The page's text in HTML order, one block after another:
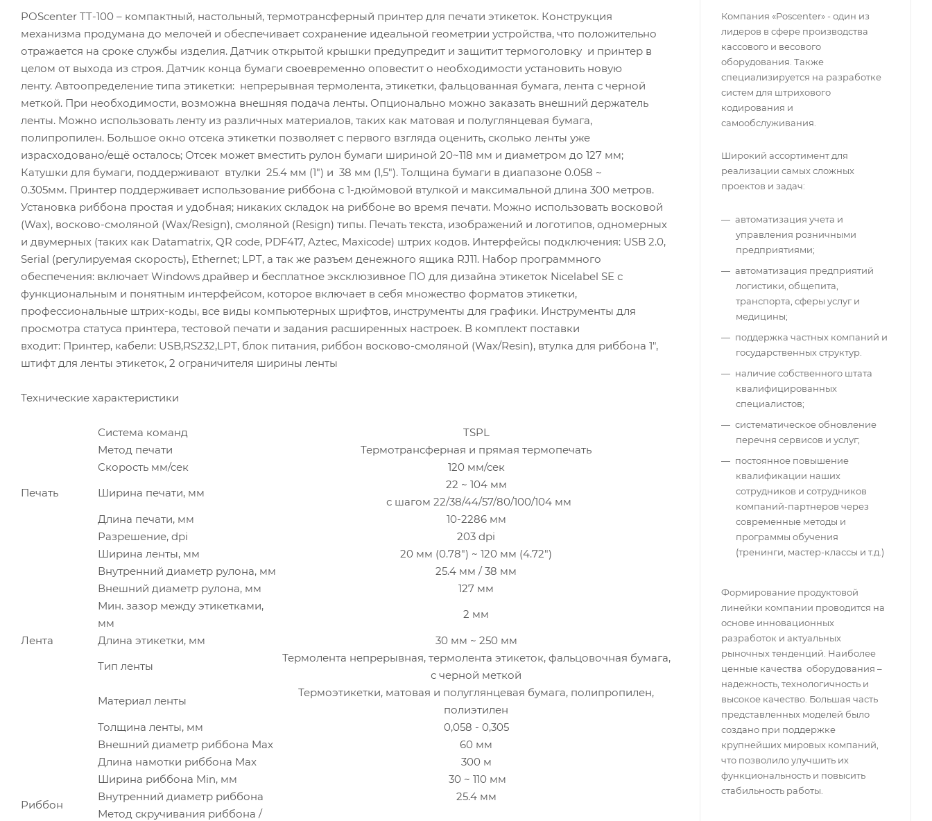
POScenter TT-100 – компактный, настольный, термотрансферный принтер для печати этикеток. Конструкция
механизма продумана до мелочей и обеспечивает сохранение идеальной геометрии устройства, что положительно
отражается на сроке службы изделия. Датчик открытой крышки предупредит и защитит термоголовку и принтер в
целом от выхода из строя. Датчик конца бумаги своевременно оповестит о необходимости установить новую
ленту. Автоопределение типа этикетки: непрерывная термолента, этикетки, фальцованная бумага, лента с черной
меткой. При необходимости, возможна внешняя подача ленты. Опционально можно заказать внешний держатель
ленты. Можно использовать ленту из различных материалов, таких как матовая и полуглянцевая бумага,
полипропилен. Большое окно отсека этикетки позволяет с первого взгляда оценить, сколько ленты уже
израсходовано/ещё осталось; Отсек может вместить рулон бумаги шириной 20~118 мм и диаметром до 127 мм;
Катушки для бумаги, поддерживают втулки 25.4 мм (1") и 38 мм (1,5"). Толщина бумаги в диапазоне 0.058 ~
0.305мм. Принтер поддерживает использование риббона с 1-дюймовой втулкой и максимальной длина 300 метров.
Установка риббона простая и удобная; никаких складок на риббоне во время печати. Можно использовать восковой
(Wax), восково-смоляной (Wax/Resign), смоляной (Resign) типы. Печать текста, изображений и логотипов, одномерных
и двумерных (таких как Datamatrix, QR code, PDF417, Aztec, Maxicode) штрих кодов. Интерфейсы подключения: USB 2.0,
Serial (регулируемая скорость), Ethernet; LPT, а так же разъем денежного ящика RJ11. Набор программного
обеспечения: включает Windows драйвер и бесплатное эксклюзивное ПО для дизайна этикеток Nicelabel SE с
функциональным и понятным интерфейсом, которое включает в себя множество форматов этикетки,
профессиональные штрих-коды, все виды компьютерных шрифтов, инструменты для графики. Инструменты для
просмотра статуса принтера, тестовой печати и задания расширенных настроек. В комплект поставки
входит: Принтер, кабели: USB,RS232,LPT, блок питания, риббон восково-смоляной (Wax/Resin), втулка для риббона 1",
штифт для ленты этикеток, 2 ограничителя ширины ленты
Технические характеристики
Система команд TSPL
Печать
Метод печати
Термотрансферная и прямая термопечать
Скорость мм/сек
120 мм/сек
Ширина печати, мм
22 ~ 104 мм
с шагом 22/38/44/57/80/100/104 мм
Длина печати, мм
10-2286 мм
Разрешение, dpi
203 dpi
Лента
Ширина ленты, мм
20 мм (0.78") ~ 120 мм (4.72")
Внутренний диаметр рулона, мм
25.4 мм / 38 мм
Внешний диаметр рулона, мм
127 мм
Мин. зазор между этикетками,
мм
2 мм
Длина этикетки, мм
30 мм ~ 250 мм
Тип ленты
Термолента непрерывная, термолента этикеток, фальцовочная бумага,
с черной меткой
Материал ленты
Термоэтикетки, матовая и полуглянцевая бумага, полипропилен,
полиэтилен
Толщина ленты, мм
0,058 - 0,305
Риббон
Внешний диаметр риббона Max
60 мм
Длина намотки риббона Max
300 м
Ширина риббона Min, мм
30 ~ 110 мм
Внутренний диаметр риббона
25.4 мм
Метод скручивания риббона /
Компания «Poscenter» - один из
лидеров в сфере производства
кассового и весового
оборудования. Также
специализируется на разработке
систем для штрихового
кодирования и
самообслуживания.
Широкий ассортимент для
реализации самых сложных
проектов и задач:
автоматизация учета и
управления розничными
предприятиями;
автоматизация предприятий
логистики, общепита,
транспорта, сферы услуг и
медицины;
поддержка частных компаний и
государственных структур.
наличие собственного штата
квалифицированных
специалистов;
систематическое обновление
перечня сервисов и услуг;
постоянное повышение
квалификации наших
сотрудников и сотрудников
компаний-партнеров через
современные методы и
программы обучения
(тренинги, мастер-классы и т.д.)
Формирование продуктовой
линейки компании проводится на
основе инновационных
разработок и актуальных
рыночных тенденций. Наиболее
ценные качества оборудования –
надежность, технологичность и
высокое качество. Большая часть
представленных моделей было
создано при поддержке
крупнейших мировых компаний,
что позволило улучшить их
функциональность и повысить
стабильность работы.